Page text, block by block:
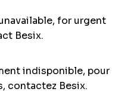
for urgent
Besix.
indisponible, pour
contactez Besix.